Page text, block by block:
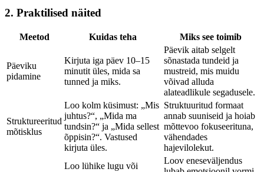
2. Praktilised näited
Meetod Kuidas teha Miks see toimib
Päeviku
pidamine
Kirjuta iga päev 10–15
minutit üles, mida sa
tunned ja miks.
Päevik aitab selgelt
sõnastada tundeid ja
mustreid, mis muidu
võivad alluda
alateadlikule segadusele.
Struktureeritud
mõtisklus
Loo kolm küsimust: „Mis
juhtus?“, „Mida ma
tundsin?“ ja „Mida sellest
õppisin?“. Vastused
kirjuta üles.
Struktuuritud formaat
annab suuniseid ja hoiab
mõttevoo fokuseerituna,
vähendades
hajevilolekut.
Loo lühike lugu või
Loov eneseväljendus